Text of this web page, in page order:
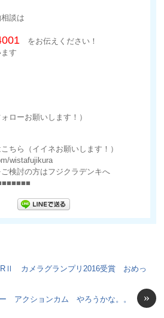
談は
をお伝えください！
す
ローお願いします！）
ちら（イイネお願いします！）
wistafujikura
検討の方はフジクラデンキへ
カメラグランプリ2016受賞 おめっ
»
アクションカム やろうかな。。